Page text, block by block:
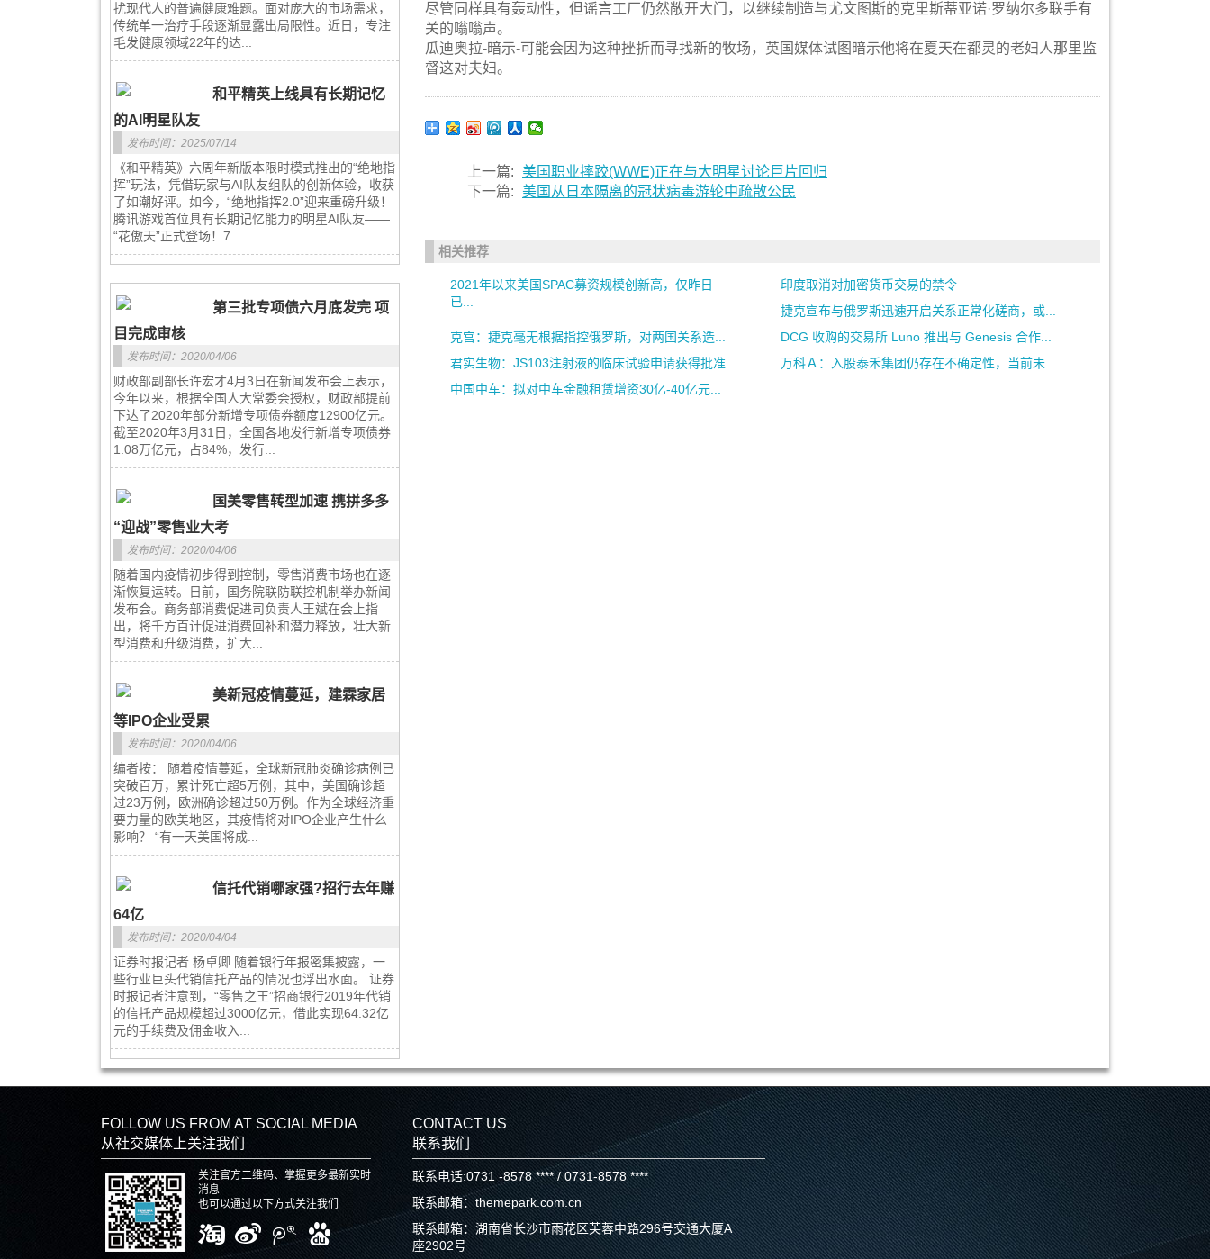
扰现代人的普遍健康难题。面对庞大的市场需求，
传统单一治疗手段逐渐显露出局限性。近日，专注
毛发健康领域22年的达...
和平精英上线具有长期记忆
的AI明星队友
发布时间：2025/07/14
《和平精英》六周年新版本限时模式推出的“绝地指
挥”玩法，凭借玩家与AI队友组队的创新体验，收获
了如潮好评。如今，“绝地指挥2.0”迎来重磅升级！
腾讯游戏首位具有长期记忆能力的明星AI队友——
“花傲天”正式登场！7...
第三批专项债六月底发完 项
目完成审核
发布时间：2020/04/06
财政部副部长许宏才4月3日在新闻发布会上表示，
今年以来，根据全国人大常委会授权，财政部提前
下达了2020年部分新增专项债券额度12900亿元。
截至2020年3月31日，全国各地发行新增专项债券
1.08万亿元，占84%，发行...
国美零售转型加速 携拼多多
“迎战”零售业大考
发布时间：2020/04/06
随着国内疫情初步得到控制，零售消费市场也在逐
渐恢复运转。日前，国务院联防联控机制举办新闻
发布会。商务部消费促进司负责人王斌在会上指
出，将千方百计促进消费回补和潜力释放，壮大新
型消费和升级消费，扩大...
美新冠疫情蔓延，建霖家居
等IPO企业受累
发布时间：2020/04/06
编者按： 随着疫情蔓延，全球新冠肺炎确诊病例已
突破百万，累计死亡超5万例，其中，美国确诊超
过23万例，欧洲确诊超过50万例。作为全球经济重
要力量的欧美地区，其疫情将对IPO企业产生什么
影响？ “有一天美国将成...
信托代销哪家强?招行去年赚
64亿
发布时间：2020/04/04
证券时报记者 杨卓卿 随着银行年报密集披露，一
些行业巨头代销信托产品的情况也浮出水面。 证券
时报记者注意到，“零售之王”招商银行2019年代销
的信托产品规模超过3000亿元，借此实现64.32亿
元的手续费及佣金收入...
尽管同样具有轰动性，但谣言工厂仍然敞开大门，以继续制造与尤文图斯的克里斯蒂亚诺·罗纳尔多联手有
关的嗡嗡声。
瓜迪奥拉-暗示-可能会因为这种挫折而寻找新的牧场，英国媒体试图暗示他将在夏天在都灵的老妇人那里监
督这对夫妇。
上一篇: 美国职业摔跤(WWE)正在与大明星讨论巨片回归
下一篇: 美国从日本隔离的冠状病毒游轮中疏散公民
相关推荐
2021年以来美国SPAC募资规模创新高，仅昨日
已...
印度取消对加密货币交易的禁令
捷克宣布与俄罗斯迅速开启关系正常化磋商，或...
克宫：捷克毫无根据指控俄罗斯，对两国关系造...
DCG 收购的交易所 Luno 推出与 Genesis 合作...
君实生物：JS103注射液的临床试验申请获得批准
万科Ａ：入股泰禾集团仍存在不确定性，当前未...
中国中车：拟对中车金融租赁增资30亿-40亿元...
FOLLOW US FROM AT SOCIAL MEDIA
从社交媒体上关注我们
关注官方二维码、掌握更多最新实时
消息
也可以通过以下方式关注我们
CONTACT US
联系我们
联系电话:0731 -8578 **** / 0731-8578 ****
联系邮箱：themepark.com.cn
联系邮箱：湖南省长沙市雨花区芙蓉中路296号交通大厦A
座2902号